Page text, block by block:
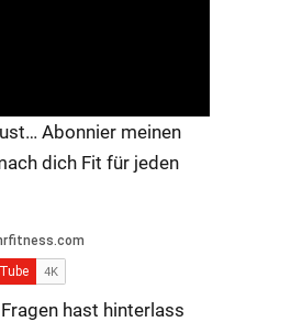
Abonnier meinen
dich Fit für jeden
hast hinterlass